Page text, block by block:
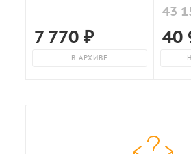
7 770₽
В АРХИВЕ
43
40